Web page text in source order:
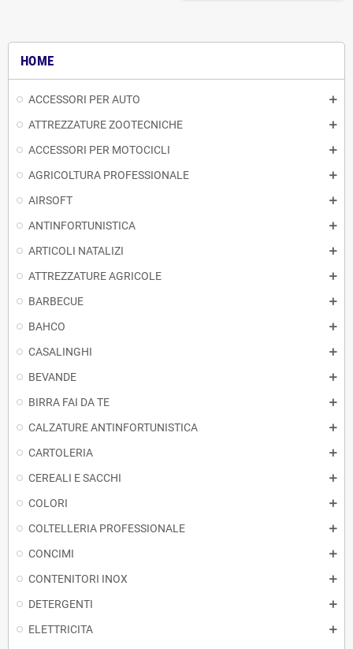
HOME
ACCESSORI PER AUTO
ATTREZZATURE ZOOTECNICHE
ACCESSORI PER MOTOCICLI
AGRICOLTURA PROFESSIONALE
AIRSOFT
ANTINFORTUNISTICA
ARTICOLI NATALIZI
ATTREZZATURE AGRICOLE
BARBECUE
BAHCO
CASALINGHI
BEVANDE
BIRRA FAI DA TE
CALZATURE ANTINFORTUNISTICA
CARTOLERIA
CEREALI E SACCHI
COLORI
COLTELLERIA PROFESSIONALE
CONCIMI
CONTENITORI INOX
DETERGENTI
ELETTRICITA